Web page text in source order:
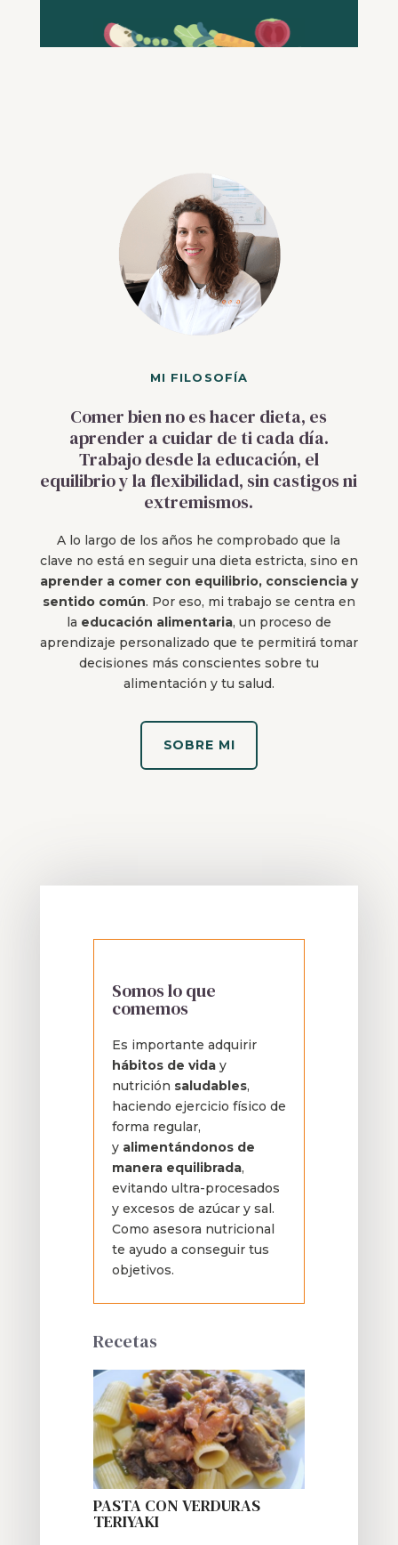
MI FILOSOFÍA
Comer bien no es hacer dieta, es
aprender a cuidar de ti cada día.
Trabajo desde la educación, el
equilibrio y la flexibilidad, sin castigos ni
extremismos.
A lo largo de los años he comprobado que la
clave no está en seguir una dieta estricta, sino en
aprender a comer con equilibrio, consciencia y
sentido común. Por eso, mi trabajo se centra en
la educación alimentaria, un proceso de
aprendizaje personalizado que te permitirá tomar
decisiones más conscientes sobre tu
alimentación y tu salud.
SOBRE MI
Somos lo que
comemos
Es importante adquirir
hábitos de vida y
nutrición saludables,
haciendo ejercicio físico de
forma regular,
y alimentándonos de
manera equilibrada,
evitando ultra-procesados
y excesos de azúcar y sal.
Como asesora nutricional
te ayudo a conseguir tus
objetivos.
Recetas
PASTA CON VERDURAS
TERIYAKI